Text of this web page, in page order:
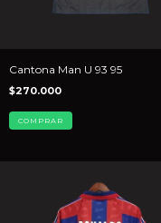
Cantona Man U 93 95
$270.000
COMPRAR